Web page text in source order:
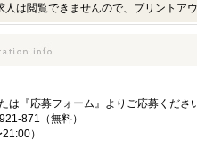
は閲覧できませんので、プリントア
は『応募フォーム』よりご応募くださ
871（無料）
）